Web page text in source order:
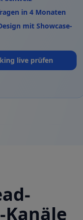
Anfragen in 4 Monaten
Design mit
Ranking live prüfen